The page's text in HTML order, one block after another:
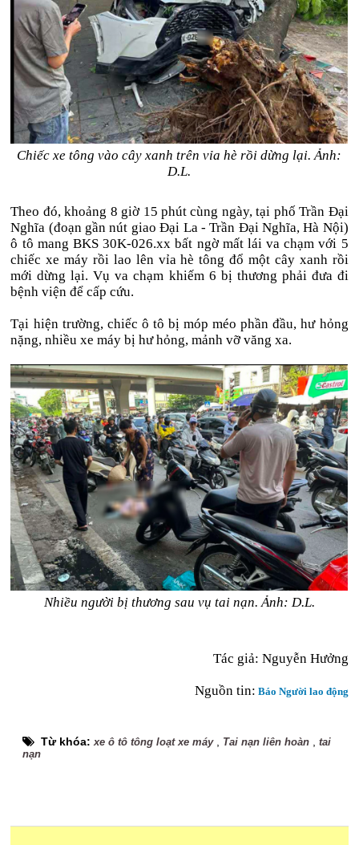
Chiếc xe tông vào cây xanh trên vỉa hè rồi dừng lại. Ảnh:
D.L.
Theo đó, khoảng 8 giờ 15 phút cùng ngày, tại phố Trần Đại
Nghĩa (đoạn gần nút giao Đại La - Trần Đại Nghĩa, Hà Nội)
ô tô mang BKS 30K-026.xx bất ngờ mất lái va chạm với 5
chiếc xe máy rồi lao lên vỉa hè tông đổ một cây xanh rồi
mới dừng lại. Vụ va chạm khiếm 6 bị thương phải đưa đi
bệnh viện để cấp cứu.
Tại hiện trường, chiếc ô tô bị móp méo phần đầu, hư hỏng
nặng, nhiều xe máy bị hư hỏng, mảnh vỡ văng xa.
Nhiều người bị thương sau vụ tai nạn. Ảnh: D.L.
Tác giả: Nguyễn Hưởng
Nguồn tin: Báo Người lao động
Từ khóa:xe ô tô tông loạt xe máy, Tai nạn liên hoàn ,tai
nạn